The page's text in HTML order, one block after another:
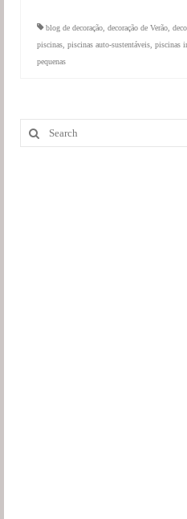
blog de decoração decoração de Verão
piscinas piscinas auto-sustentáveis piscinas
pequenas
Search
for: